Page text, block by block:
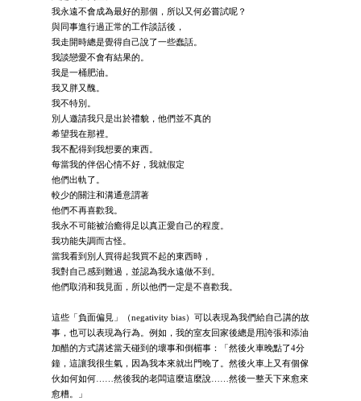
我永遠不會成為最好的那個，所以又何必嘗試呢？
與同事進行過正常的工作談話後，
我走開時總是覺得自己說了一些蠢話。
我談戀愛不會有結果的。
我是一桶肥油。
我又胖又醜。
我不特別。
別人邀請我只是出於禮貌，他們並不真的
希望我在那裡。
我不配得到我想要的東西。
每當我的伴侶心情不好，我就假定
他們出軌了。
較少的關注和溝通意謂著
他們不再喜歡我。
我永不可能被治癒得足以真正愛自己的程度。
我功能失調而古怪。
當我看到別人買得起我買不起的東西時，
我對自己感到難過，並認為我永遠做不到。
他們取消和我見面，所以他們一定是不喜歡我。
這些「負面偏見」（negativity bias）可以表現為我們給自己講的故
事，也可以表現為行為。例如，我的室友回家後總是用誇張和添油
加醋的方式講述當天碰到的壞事和倒楣事：「然後火車晚點了4分
鐘，這讓我很生氣，因為我本來就出門晚了。然後火車上又有個傢
伙如何如何……然後我的老闆這麼這麼說……然後一整天下來愈來
愈糟。」